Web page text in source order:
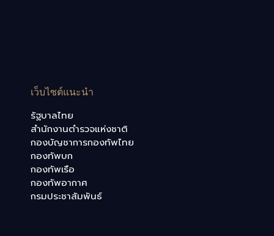
เว็บไซต์แนะนำ
รัฐบาลไทย
สำนักงานตำรวจแห่งชาติ
กองบัญชาการกองทัพไทย
กองทัพบก
กองทัพเรือ
กองทัพอากาศ
กรมประชาสัมพันธ์